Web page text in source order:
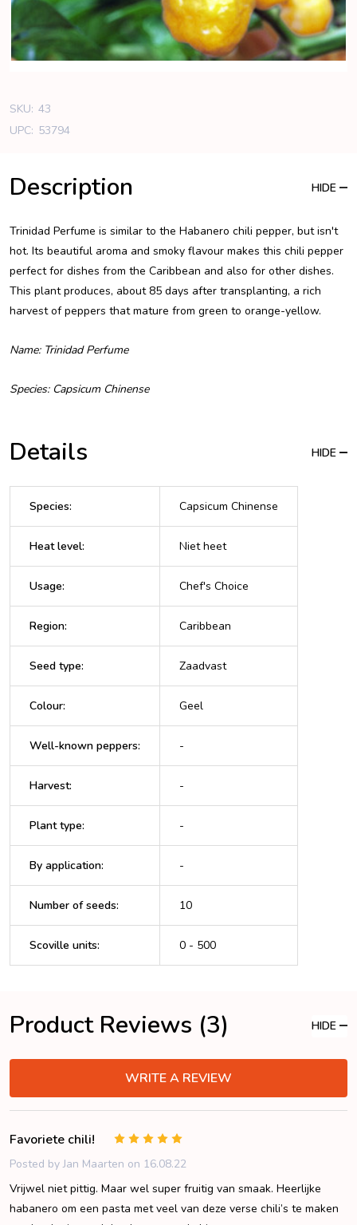
SKU: 43
UPC: 53794
Description HIDE
Trinidad Perfume is similar to the Habanero chili pepper, but isn't
hot. Its beautiful aroma and smoky flavour makes this chili pepper
perfect for dishes from the Caribbean and also for other dishes.
This plant produces, about 85 days after transplanting, a rich
harvest of peppers that mature from green to orange-yellow.
Name: Trinidad Perfume
Species: Capsicum Chinense
Details HIDE
Species: Capsicum Chinense
Heat level: Niet heet
Usage: Chef's Choice
Region: Caribbean
Seed type: Zaadvast
Colour: Geel
Well-known peppers: -
Harvest: -
Plant type: -
By application: -
Number of seeds: 10
Scoville units: 0 - 500
Product Reviews (3) HIDE
WRITE A REVIEW
Favoriete chili!
Posted byJan Maarten on 16.08.22
Vrijwel niet pittig. Maar wel super fruitig van smaak. Heerlijke
habanero om een pasta met veel van deze verse chili’s te maken